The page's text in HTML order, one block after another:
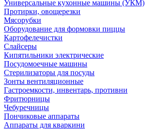
Универсальные кухонные машины (УКМ)
Протирки, овощерезки
Мясорубки
Оборудование для формовки пиццы
Картофелечистки
Слайсеры
Кипятильники электрические
Посудомоечные машины
Стерилизаторы для посуды
Зонты вентиляционные
Гастроемкости, инвентарь, противни
Фритюрницы
Чебуречницы
Пончиковые аппараты
Аппараты для кваркини